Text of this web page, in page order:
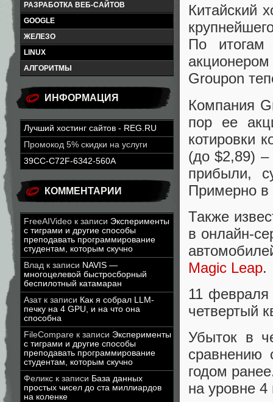
РАЗРАБОТКА ВЕБ-САЙТОВ
GOOGLE
ЖЕЛЕЗО
LINUX
АЛГОРИТМЫ
ИНФОРМАЦИЯ
Лучший хостинг сайтов - REG.RU
Промокод 5% скидки на услуги
39CC-C72F-6342-560A
КОММЕНТАРИИ
FreeAIVideo к записи Эксперименты
с тиграми и другие способы
преподавать программирование
студентам, которым скучно
Влад к записи NAVIS —
многоцелевой быстросборный
беспилотный катамаран
Азатк записи Как я собрал LLM-
печку на 4 GPU, и на что она
способна
FileCompare к записи Эксперименты
с тиграми и другие способы
преподавать программирование
студентам, которым скучно
Феликс к записи База данных
простых чисел до ста миллиардов
на коленке
Китайский
По итогам
Groupon
Компания
пор ее
котировки
(до $2,89) –
прибыли,
Примерно в
Также
в онлайн-
Magic Leap.
11
четвертый
Убыток в
сравнению
годом
на уровне